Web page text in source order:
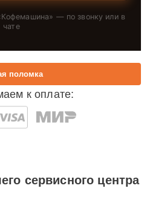
Кофемашина» — по звонку или в
чате
к оплате:
поломка
сервисного центра